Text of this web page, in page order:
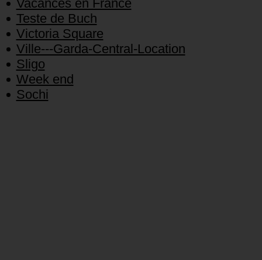
Vacances en France
Teste de Buch
Victoria Square
Ville---Garda-Central-Location
Sligo
Week end
Sochi